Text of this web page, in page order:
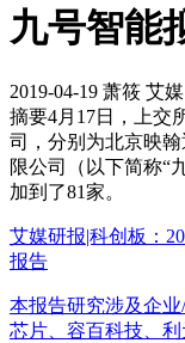
九号智能
2019-04-19 萧筱 艾媒
摘要4月17日，上交
司，分别为北京映
限公司（以下简称“
加到了81家。
艾媒研报|科创板：
报告
本报告研究涉及企
芯片、容百科技、